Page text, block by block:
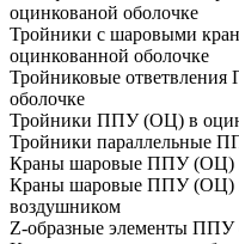
оцинкованой оболочке
Тройники с шаровыми
оцинкованной оболочке
Тройниковые
оболочке
Тройники ППУ (ОЦ) в
Тройники параллельные
Краны шаровые ППУ (ОЦ)
Краны шаровые ППУ (ОЦ)
воздушником
Z-образные элементы